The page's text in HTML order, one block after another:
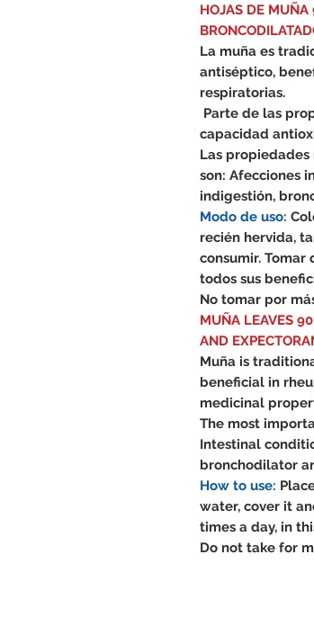
HOJAS DE MUÑA
La muña es
antiséptico,
respiratorias.
Parte de las
capacidad
Las
son: Afecciones
indigestión,
Modo de uso:
recién hervida,
consumir. Tomar
todos sus
No tomar por
MUÑA LEAVES
AND
Muña is
beneficial in
medicinal
The most
Intestinal
bronchodilator
How to use:
water, cover it
times a day, in
Do not take for